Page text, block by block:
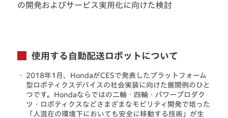
の開発およびサービス実用化に向けた検討
使用する自動配送ロボットについて
・
2018年1月、HondaがCESで発表したプラットフォーム
型ロボティクスデバイスの社会実装に向けた展開例のひと
つです。Hondaならではの二輪・四輪・パワープロダク
ツ・ロボティクスなどさまざまなモビリティ開発で培った
「人混在の環境下においても安全に移動する技術」が生